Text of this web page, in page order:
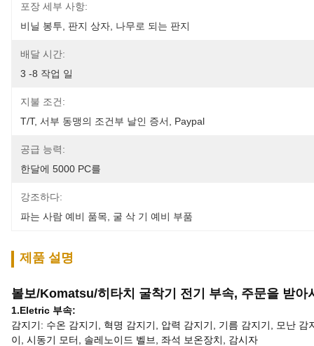
포장 세부 사항:
비닐 봉투, 판지 상자, 나무로 되는 판지
배달 시간:
3 -8 작업 일
지불 조건:
T/T, 서부 동맹의 조건부 날인 증서, Paypal
공급 능력:
한달에 5000 PC를
강조하다:
파는 사람 예비 품목
굴 삭 기 예비 부품
제품 설명
볼보/Komatsu/히타치 굴착기 전기 부속, 주문을 받아
1.Eletric 부속:
감지기: 수온 감지기, 혁명 감지기, 압력 감지기, 기름 감지기, 모난
이, 시동기 모터, 솔레노이드 벨브, 좌석 보온장치, 감시자